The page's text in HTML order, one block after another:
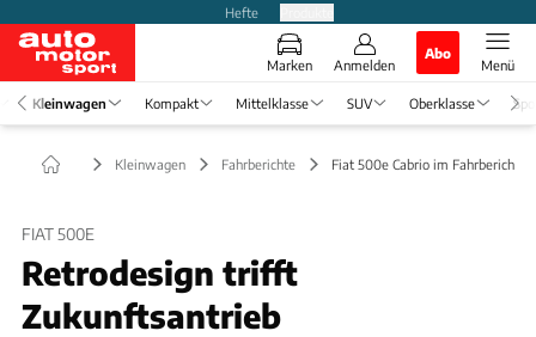
Hefte
Marken Anmelden
Abo
Menü
Kleinwagen Kompakt Mittelklasse SUV Oberklasse
Kleinwagen Fahrberichte Fiat 500e Cabrio im Fahrbericht
FIAT 500E
Retrodesign trifft
Zukunftsantrieb